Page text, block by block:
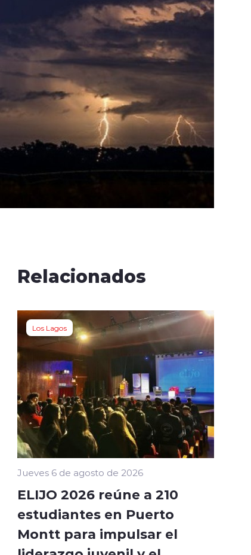
Relacionados
Los Lagos
Jueves 6 de agosto de 2026
ELIJO 2026 reúne a 210
estudiantes en Puerto
Montt para impulsar el